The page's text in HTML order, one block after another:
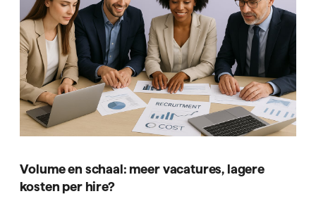
Volume en schaal: meer vacatures, lagere
kosten per hire?